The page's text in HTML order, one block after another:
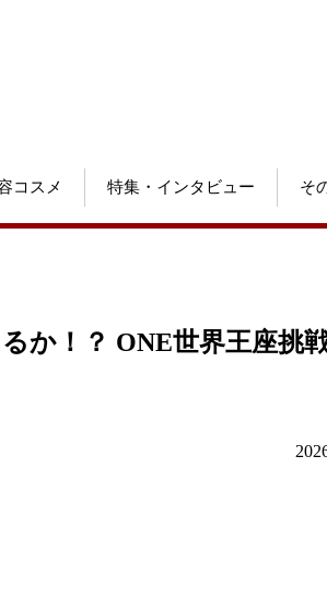
コスメ 特集・インタビュー そ
か！？ ONE世界王座挑